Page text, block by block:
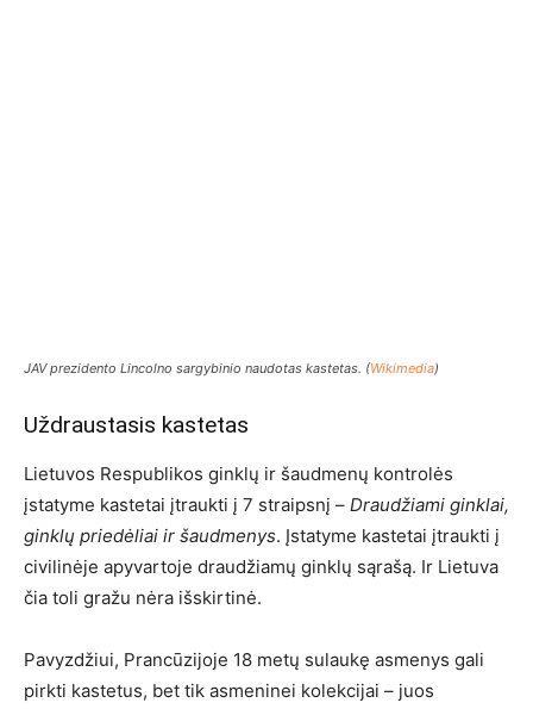
JAV prezidento Lincolno sargybinio naudotas kastetas. (Wikimedia)
Uždraustasis kastetas
Lietuvos Respublikos ginklų ir šaudmenų kontrolės
įstatyme kastetai įtraukti į 7 straipsnį – Draudžiami ginklai,
ginklų priedėliai ir šaudmenys. Įstatyme kastetai įtraukti į
civilinėje apyvartoje draudžiamų ginklų sąrašą. Ir Lietuva
čia toli gražu nėra išskirtinė.
Pavyzdžiui, Prancūzijoje 18 metų sulaukę asmenys gali
pirkti kastetus, bet tik asmeninei kolekcijai – juos